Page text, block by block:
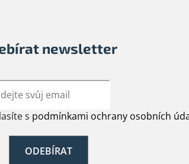
newsletter
s podmínkami ochrany osobních
ODEBÍRAT